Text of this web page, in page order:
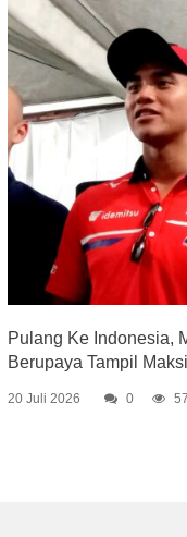
Pulang Ke Indonesia,
Berupaya Tampil
20 Juli 2026 0 57